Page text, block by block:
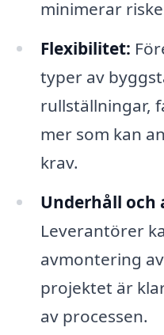
minimerar
Flexibilitet:
typer av
rullställningar,
mer som kan
krav.
Underhåll och
Leverantörer
avmontering
projektet är
av processen.